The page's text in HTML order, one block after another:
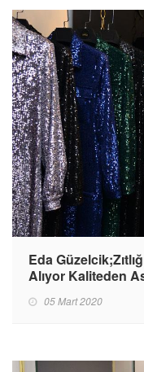
Eda
Alıyor Kaliteden
05 Mart 2020